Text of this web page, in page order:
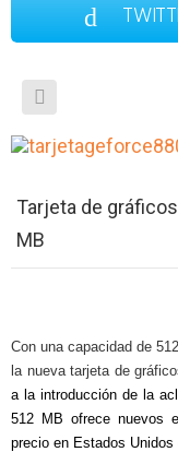
Tarjeta de
MB
Con una capacidad de
la nuevatarjeta de
a la introducción de la
512 MB ofrece nuevos
precio en Estados Unidos